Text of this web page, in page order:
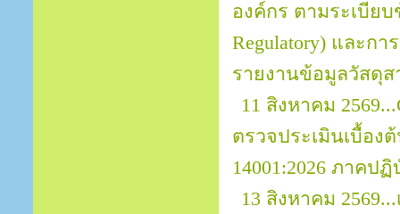
องค์กร ตามระเบีย
Regulatory) และก
รายงานข้อมูลวัสดุ
11 สิงหาคม
ตรวจประเมินเบื้อง
14001:2026 ภาคป
13 สิงหาคม